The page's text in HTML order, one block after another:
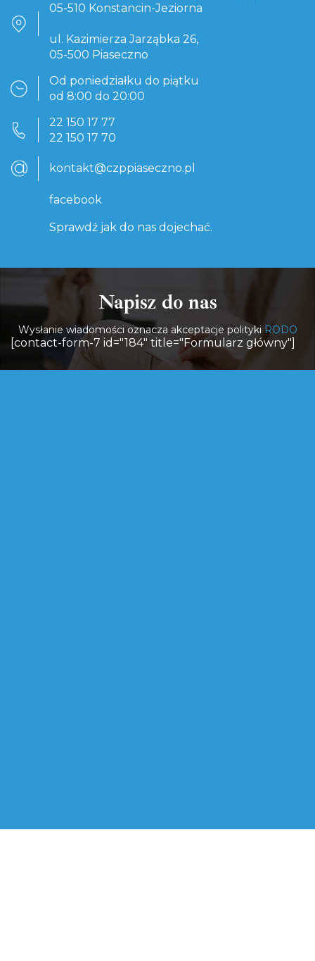
05-510 Konstancin-Jeziorna
ul. Kazimierza Jarząbka 26,
05-500 Piaseczno
Od poniedziałku do piątku
od 8:00 do 20:00
22 150 17 77
22 150 17 70
kontakt@czppiaseczno.pl
facebook
Sprawdź jak do nas dojechać.
Napisz do nas
Wysłanie wiadomości oznacza akceptacje polityki RODO
[contact-form-7 id="184" title="Formularz główny"]